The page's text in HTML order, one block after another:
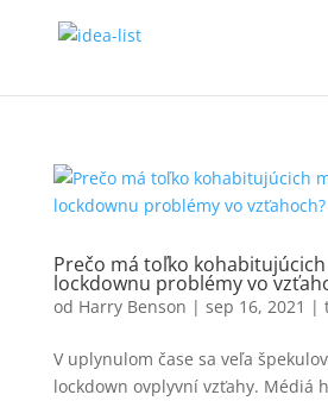
Prečo má toľko
lockdownu problémy vo
od Harry Benson | sep 16, 2021 |
V uplynulom čase sa veľa
lockdown ovplyvní vzťahy. Médiá